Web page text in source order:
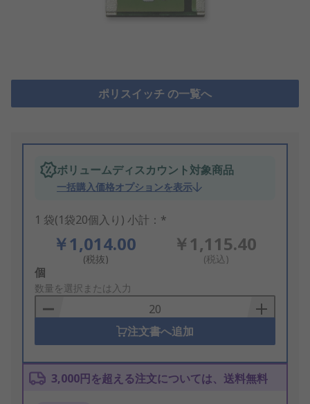
ポリスイッチ の一覧へ
ボリュームディスカウント対象商品
一括購入価格オプションを表示
1 袋(1袋20個入り) 小計：*
￥1,014.00
(税抜)
￥1,115.40
(税込)
Add
to
Basket
個
数量を選択または入力
注文書へ追加
3,000円を超える注文については、送料無料